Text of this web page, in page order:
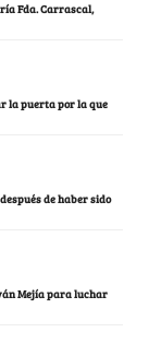
Fda. Carrascal,
la puerta por la que
de haber sido
Mejía para luchar